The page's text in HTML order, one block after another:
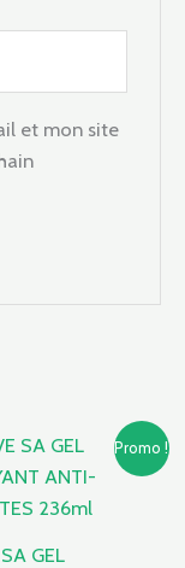
et mon site
Promo !
GEL
Le
initial
était :
Le
prix